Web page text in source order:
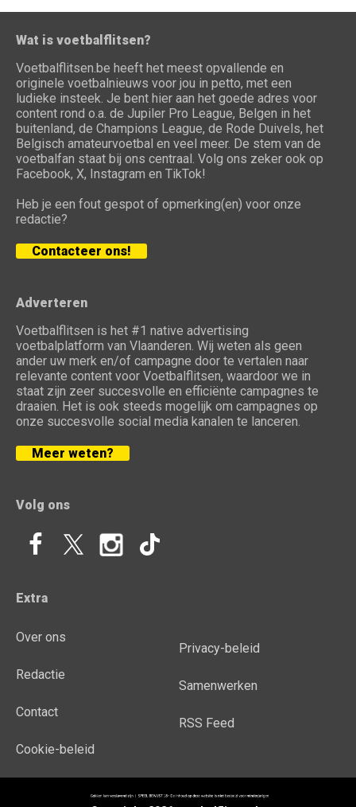
Wat is voetbalflitsen?
Voetbalflitsen.be heeft het meest opvallende en
originele voetbalnieuws voor jou in petto, met een
ludieke insteek. Je bent hier aan het goede adres voor
content rond o.a. de Jupiler Pro League, Belgen in het
buitenland, de Champions League, de Rode Duivels, het
Belgisch amateurvoetbal en veel meer. De stem van de
voetbalfan staat bij ons centraal. Volg ons zeker ook op
Facebook, X, Instagram en TikTok!
Heb je een fout gespot of opmerking(en) voor onze
redactie?
Contacteer ons!
Adverteren
Voetbalflitsen is het #1 native advertising
voetbalplatform van Vlaanderen. Wij weten als geen
ander uw merk en/of campagne door te vertalen naar
relevante content voor Voetbalflitsen, waardoor we in
staat zijn zeer succesvolle en efficiënte campagnes te
draaien. Het is ook steeds mogelijk om campagnes op
onze succesvolle social media kanalen te lanceren.
Meer weten?
Volg ons
Extra
Over ons
Redactie
Contact
Cookie-beleid
Privacy-beleid
Samenwerken
RSS Feed